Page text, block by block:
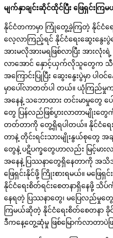
မျက်နှာချင်းဆိုင်ထိုင်ပြီး ဖြေရှင်းကြ
နိုင်ငံတကာမှာ ကြုံတွေ့ခဲ့ကြတဲ့ နိုင်ငံရ
လေ့လာကြည့်ရင် နိုင်ငံရေးဆွေးနွေး
အားမလိုအားမရဖြစ်လာပြီး အားလုံ
လာအောင် နှောင့်ယှက်လိုသူတွေက
အကြောင်းပြုပြီး ဆွေးနွေးပွဲမှာ ပ
မှာပေါ်လာတတ်ပါ တယ်။ ယုံကြည်မှု
အနေနဲ့ သဘောထား တင်းမာမှုတွေ
တွေ ပြန်လည်ဖြစ်ပွားလာတာမျိုးတွ
တတ်တာကို တွေ့ရှိရပါတယ်။ နိုင်ငံရေး
တာနဲ့ တိုင်းရင်းသားမျိုးနွယ်စုတွေ အခ
တွေနဲ့ ပဋိပက္ခတွေဟာလည်း မြင့်မား
အနေနဲ့ ပြဿနာတွေရှိနေတာကို အသိ
ဖြေရှင်းနိုင်ဖို့ ကြိုးစားရမယ်။ မဖြ
နိုင်ငံရေးစိတ်ရင်းစေတနာရှိနေဖို့ သိ
နေရတဲ့ ပြဿနာတွေ၊ မပြေလည်မှုတွေကို
ကြမယ်ဆိုတဲ့ နိုင်ငံရေးစိတ်စေတနာ
ဒီကနေ့တွေ့ဆုံမှု ဖြစ်မြောက်လာတာပဲဖ